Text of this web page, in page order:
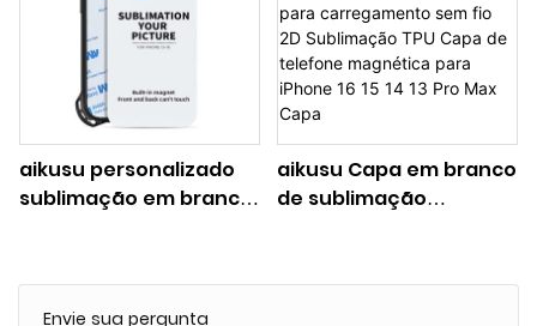
Envie sua pergunta
pro max caso
Phone Case para
iPhone 16 15 14 13 Pro
Max Case
aikusu personalizado
sublimação em branco
tpu em branco caso de
telefone para iphone 16
aikusu Capa em branco
de sublimação
carregamento sem fio